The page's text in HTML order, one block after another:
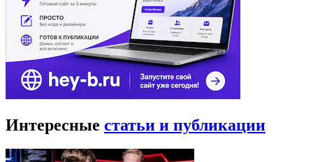
Интересные статьи и публикации